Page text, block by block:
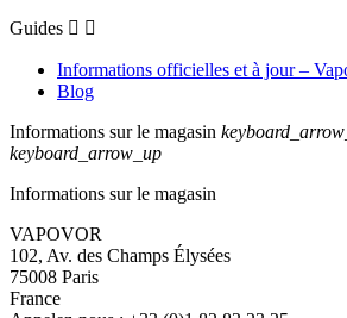
Guides  
Informations officielles et à jour –
Blog
Informations sur le magasin
keyboard_arrow_up
Informations sur le magasin
VAPOVOR
102, Av. des Champs Élysées
75008 Paris
France